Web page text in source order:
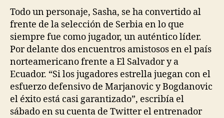
Todo un personaje, Sasha, se ha convertido al
frente de la selección de Serbia en lo que
siempre fue como jugador, un auténtico líder.
Por delante dos encuentros amistosos en el país
norteamericano frente a El Salvador y a
Ecuador. “Si los jugadores estrella juegan con el
esfuerzo defensivo de Marjanovic y Bogdanovic
el éxito está casi garantizado”, escribía el
sábado en su cuenta de Twitter el entrenador